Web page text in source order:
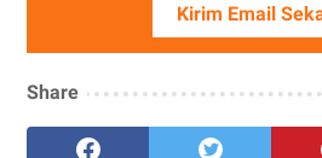
Kirim Email
Share